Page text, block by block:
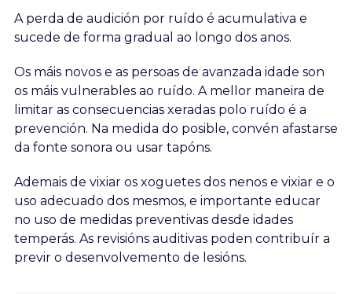
A perda de audición por ruído é acumulativa e
sucede de forma gradual ao longo dos anos.
Os máis novos e as persoas de avanzada idade son
os máis vulnerables ao ruído. A mellor maneira de
limitar as consecuencias xeradas polo ruído é a
prevención. Na medida do posible, convén afastarse
da fonte sonora ou usar tapóns.
Ademais de vixiar os xoguetes dos nenos e vixiar e o
uso adecuado dos mesmos, e importante educar
no uso de medidas preventivas desde idades
temperás. As revisións auditivas poden contribuír a
previr o desenvolvemento de lesións.